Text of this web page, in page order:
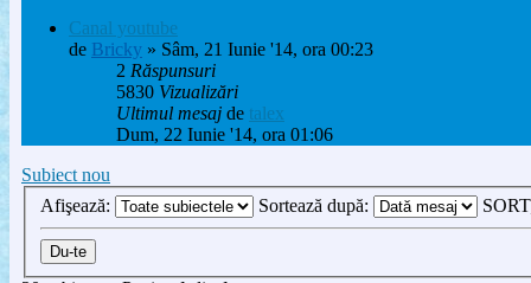
Canal youtube
de Bricky » Sâm, 21 Iunie '14, ora 00:23
2 Răspunsuri
5830 Vizualizări
Ultimul mesaj de talex
Dum, 22 Iunie '14, ora 01:06
Subiect nou
Afişează:
Sortează după: